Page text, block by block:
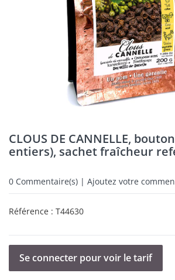
CLOUS DE CANNELLE,
entiers), sachet fraîcheur
0 Commentaire(s) | Ajoutez votre
Référence : T44630
Se connecter pour voir le tarif